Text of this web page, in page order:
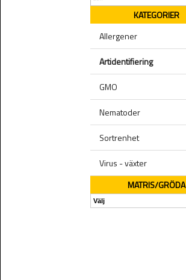
KATEGORIER
Allergener
Artidentifiering
GMO
Nematoder
Sortrenhet
Virus - växter
MATRIS/GRÖDA